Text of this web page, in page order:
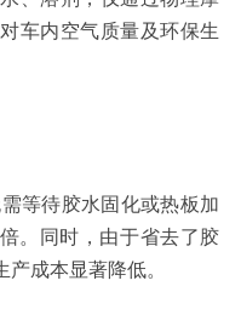
车内空气质量及环保生
等待胶水固化或热板加
倍。同时，由于省去了胶
成本显著降低。